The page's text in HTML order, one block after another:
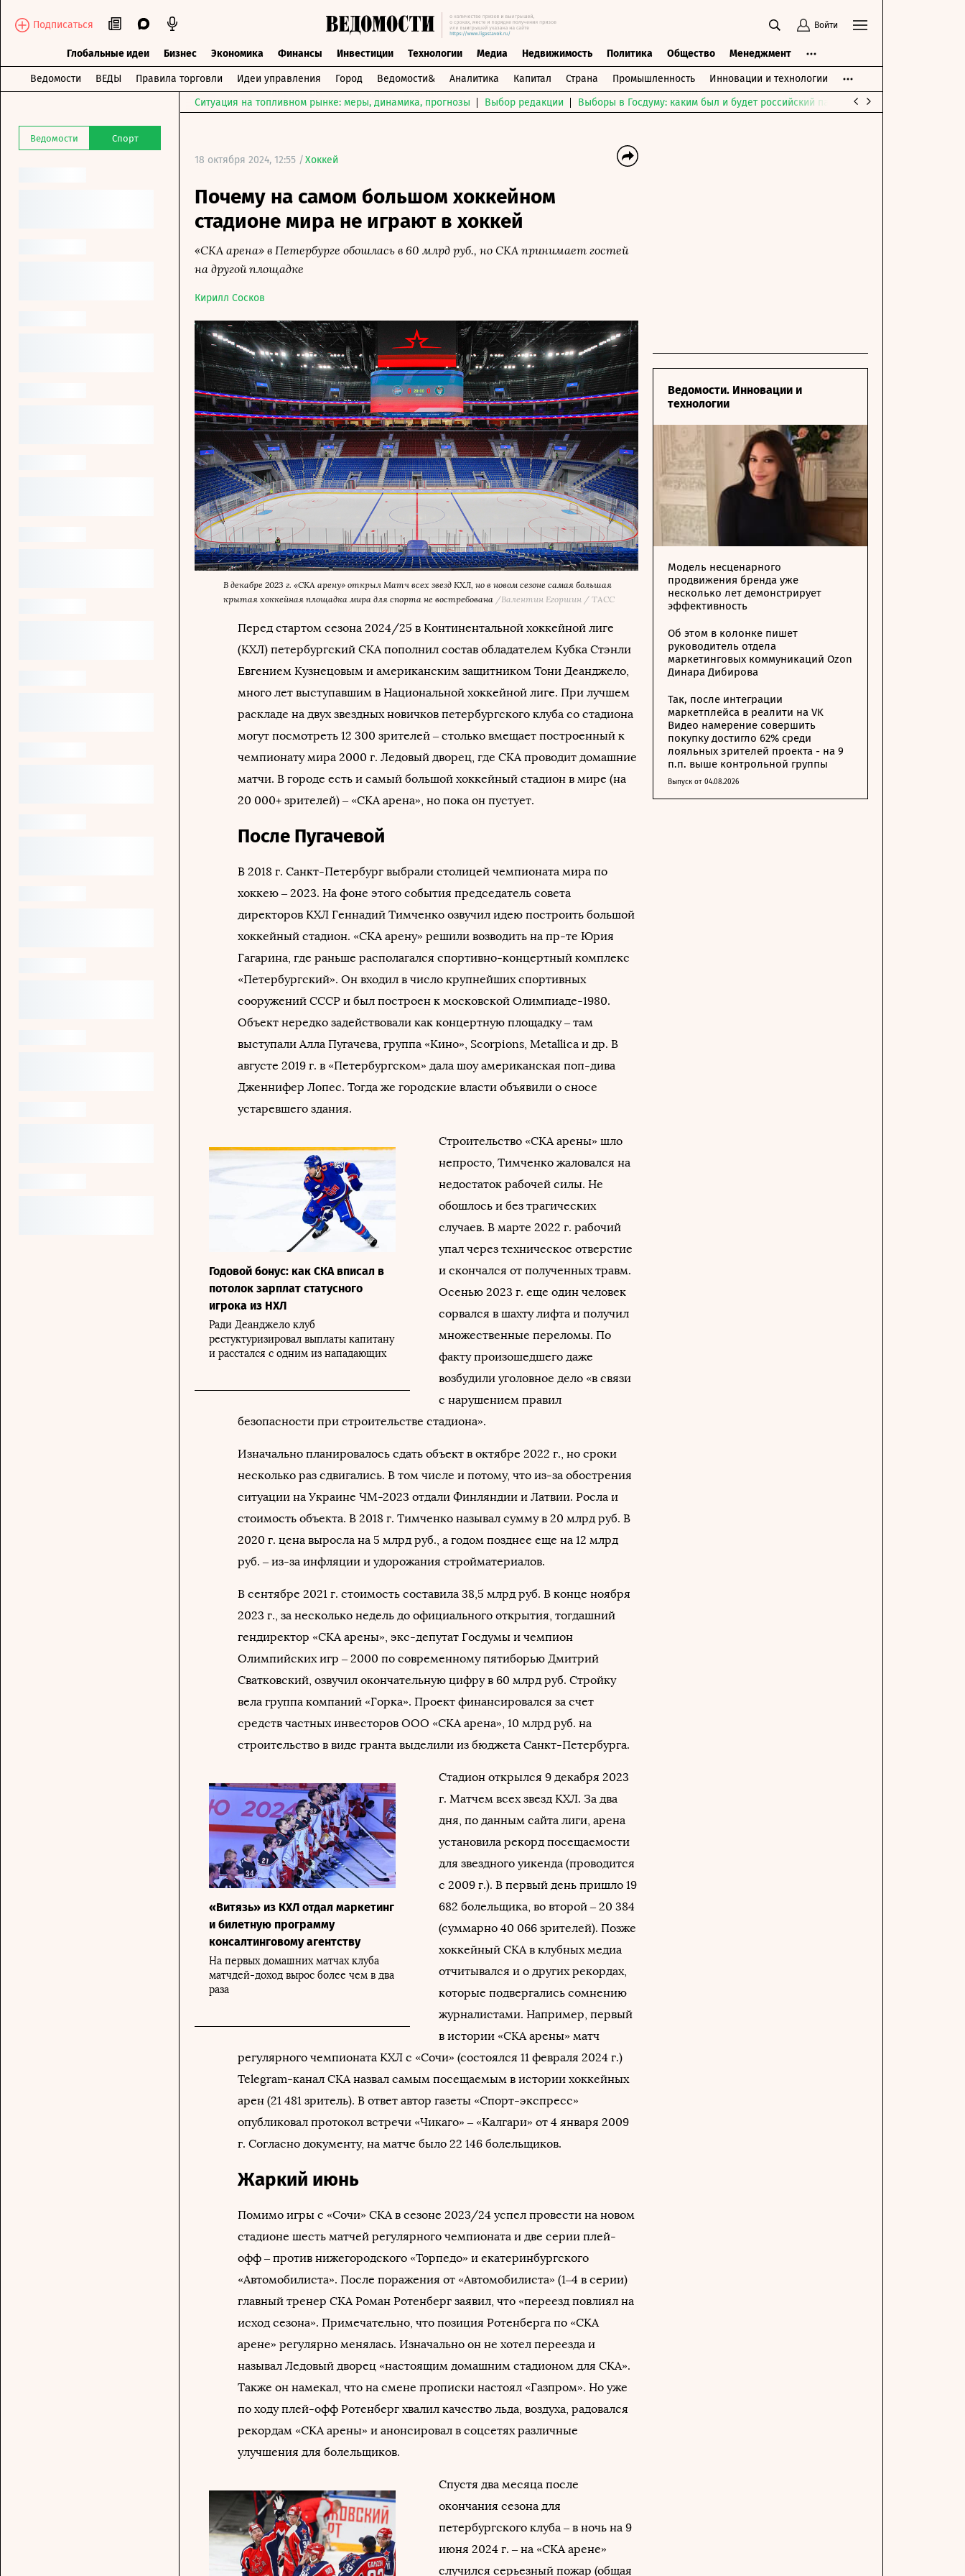
Подписаться Войти
Глобальные идеи Бизнес Экономика Финансы Инвестиции Технологии Медиа Недвижимость Политика Общество Менеджмент
Ведомости ВЕДЫ Правила торговли Идеи управления Город Ведомости& Аналитика Капитал Страна Промышленность Инновации и технологии
Ведомости Спорт
Ситуация на топливном рынке: меры, динамика, прогнозы Выбор редакции Выборы в Госдуму: каким был и будет российский парламент
18 октября 2024, 12:55 /Хоккей
Почему на самом большом хоккейном
стадионе мира не играют в хоккей
«СКА арена» в Петербурге обошлась в 60 млрд руб., но СКА принимает гостей
на другой площадке
Кирилл Сосков
В декабре 2023 г. «СКА арену» открыл Матч всех звезд КХЛ, но в новом сезоне самая большая
крытая хоккейная площадка мира для спорта не востребована /Валентин Егоршин / ТАСС
Перед стартом сезона 2024/25 в Континентальной хоккейной лиге
(КХЛ) петербургский СКА пополнил состав обладателем Кубка Стэнли
Евгением Кузнецовым и американским защитником Тони Деанджело,
много лет выступавшим в Национальной хоккейной лиге. При лучшем
раскладе на двух звездных новичков петербургского клуба со стадиона
могут посмотреть 12 300 зрителей – столько вмещает построенный к
чемпионату мира 2000 г. Ледовый дворец, где СКА проводит домашние
матчи. В городе есть и самый большой хоккейный стадион в мире (на
20 000+ зрителей) – «СКА арена», но пока он пустует.
После Пугачевой
В 2018 г. Санкт-Петербург выбрали столицей чемпионата мира по
хоккею – 2023. На фоне этого события председатель совета
директоров КХЛ Геннадий Тимченко озвучил идею построить большой
хоккейный стадион. «СКА арену» решили возводить на пр-те Юрия
Гагарина, где раньше располагался спортивно-концертный комплекс
«Петербургский». Он входил в число крупнейших спортивных
сооружений СССР и был построен к московской Олимпиаде-1980.
Объект нередко задействовали как концертную площадку – там
выступали Алла Пугачева, группа «Кино», Scorpions, Metallica и др. В
августе 2019 г. в «Петербургском» дала шоу американская поп-дива
Дженнифер Лопес. Тогда же городские власти объявили о сносе
устаревшего здания.
Годовой бонус: как СКА вписал в
потолок зарплат статусного
игрока из НХЛ
Ради Деанджело клуб
рестуктуризировал выплаты капитану
и расстался с одним из нападающих
Строительство «СКА арены» шло
непросто, Тимченко жаловался на
недостаток рабочей силы. Не
обошлось и без трагических
случаев. В марте 2022 г. рабочий
упал через техническое отверстие
и скончался от полученных травм.
Осенью 2023 г. еще один человек
сорвался в шахту лифта и получил
множественные переломы. По
факту произошедшего даже
возбудили уголовное дело «в связи
с нарушением правил
безопасности при строительстве стадиона».
Изначально планировалось сдать объект в октябре 2022 г., но сроки
несколько раз сдвигались. В том числе и потому, что из-за обострения
ситуации на Украине ЧМ-2023 отдали Финляндии и Латвии. Росла и
стоимость объекта. В 2018 г. Тимченко называл сумму в 20 млрд руб. В
2020 г. цена выросла на 5 млрд руб., а годом позднее еще на 12 млрд
руб. – из-за инфляции и удорожания стройматериалов.
В сентябре 2021 г. стоимость составила 38,5 млрд руб. В конце ноября
2023 г., за несколько недель до официального открытия, тогдашний
гендиректор «СКА арены», экс-депутат Госдумы и чемпион
Олимпийских игр – 2000 по современному пятиборью Дмитрий
Сватковский, озвучил окончательную цифру в 60 млрд руб. Стройку
вела группа компаний «Горка». Проект финансировался за счет
средств частных инвесторов ООО «СКА арена», 10 млрд руб. на
строительство в виде гранта выделили из бюджета Санкт-Петербурга.
«Витязь» из КХЛ отдал маркетинг
и билетную программу
консалтинговому агентству
На первых домашних матчах клуба
матчдей-доход вырос более чем в два
раза
Стадион открылся 9 декабря 2023
г. Матчем всех звезд КХЛ. За два
дня, по данным сайта лиги, арена
установила рекорд посещаемости
для звездного уикенда (проводится
с 2009 г.). В первый день пришло 19
682 болельщика, во второй – 20 384
(суммарно 40 066 зрителей). Позже
хоккейный СКА в клубных медиа
отчитывался и о других рекордах,
которые подвергались сомнению
журналистами. Например, первый
в истории «СКА арены» матч
регулярного чемпионата КХЛ с «Сочи» (состоялся 11 февраля 2024 г.)
Telegram-канал СКА назвал самым посещаемым в истории хоккейных
арен (21 481 зритель). В ответ автор газеты «Спорт-экспресс»
опубликовал протокол встречи «Чикаго» – «Калгари» от 4 января 2009
г. Согласно документу, на матче было 22 146 болельщиков.
Жаркий июнь
Помимо игры с «Сочи» СКА в сезоне 2023/24 успел провести на новом
стадионе шесть матчей регулярного чемпионата и две серии плей-
офф – против нижегородского «Торпедо» и екатеринбургского
«Автомобилиста». После поражения от «Автомобилиста» (1–4 в серии)
главный тренер СКА Роман Ротенберг заявил, что «переезд повлиял на
исход сезона». Примечательно, что позиция Ротенберга по «СКА
арене» регулярно менялась. Изначально он не хотел переезда и
называл Ледовый дворец «настоящим домашним стадионом для СКА».
Также он намекал, что на смене прописки настоял «Газпром». Но уже
по ходу плей-офф Ротенберг хвалил качество льда, воздуха, радовался
рекордам «СКА арены» и анонсировал в соцсетях различные
улучшения для болельщиков.
Спустя два месяца после
окончания сезона для
петербургского клуба – в ночь на 9
июня 2024 г. – на «СКА арене»
случился серьезный пожар (общая
Ведомости. Инновации и
технологии
Модель несценарного
продвижения бренда уже
несколько лет демонстрирует
эффективность
Об этом в колонке пишет
руководитель отдела
маркетинговых коммуникаций Ozon
Динара Дибирова
Так, после интеграции
маркетплейса в реалити на VK
Видео намерение совершить
покупку достигло 62% среди
лояльных зрителей проекта - на 9
п.п. выше контрольной группы
Выпуск от 04.08.2026